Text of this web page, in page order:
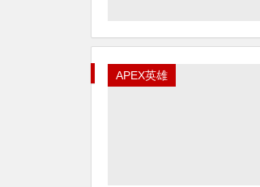
APEX英雄